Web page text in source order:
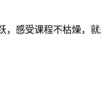
感受课程不枯燥，